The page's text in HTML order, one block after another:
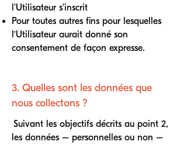
l'Utilisateur s'inscrit
Pour toutes autres fins pour lesquelles
l’Utilisateur aurait donné son
consentement de façon expresse.
3. Quelles sont les données que
nous collectons ?
Suivant les objectifs décrits au point 2,
les données – personnelles ou non –